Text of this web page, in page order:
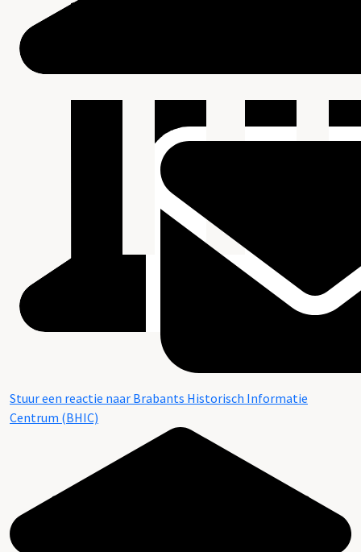
Stuur een reactie naar Brabants Historisch Informatie
Centrum (BHIC)